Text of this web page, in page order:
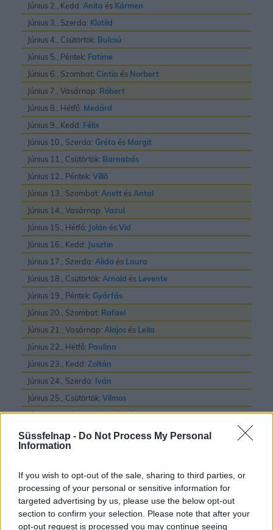
Süssfelnap - Do Not Process My Personal
Information
If you wish to opt-out of the sale, sharing to third parties, or
processing of your personal or sensitive information for
targeted advertising by us, please use the below opt-out
section to confirm your selection. Please note that after your
opt-out request is processed you may continue seeing
Június 2., Kedd: Anita és Kármen
Június 3., Szerda: Klotild
Június 4., Csütörtök: Bulcsú
Június 5., Péntek: Fatime
Június 6., Szombat: Cintia és Norbert
Június 7., Vasárnap: Róbert
Június 8., Hétfő: Medárd
Június 9., Kedd: Félix
Június 10., Szerda: Gréta és Margit
Június 11., Csütörtök: Barnabás
Június 12., Péntek: Villõ
Június 13., Szombat: Anett ésAntal
Június 14., Vasárnap: Vazul
Június 15., Hétfő: Jolán ésVid
Június 16., Kedd: Jusztin
Június 17., Szerda: Alida és Laura
Június 18., Csütörtök: Arnold és Levente
Június 19., Péntek: Gyárfás
Június 20., Szombat: Rafael
Június 21., Vasárnap: Alajos és Leila
Június 22., Hétfő: Paulina
Június 23., Kedd: Zoltán
Június 24., Szerda: Iván
Június 25., Csütörtök: Vilmos
Június 26., Péntek:JánosésPál
Június 27., Szombat:László
Június 28., Vasárnap:
Június 30., Kedd: